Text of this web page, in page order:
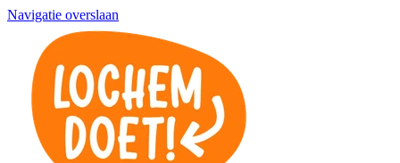
Navigatie overslaan